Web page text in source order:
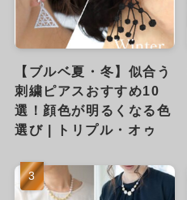
【ブルベ夏・冬】似合う
刺繍ピアスおすすめ10
選！顔色が明るくなる色
選び | トリプル・オゥ